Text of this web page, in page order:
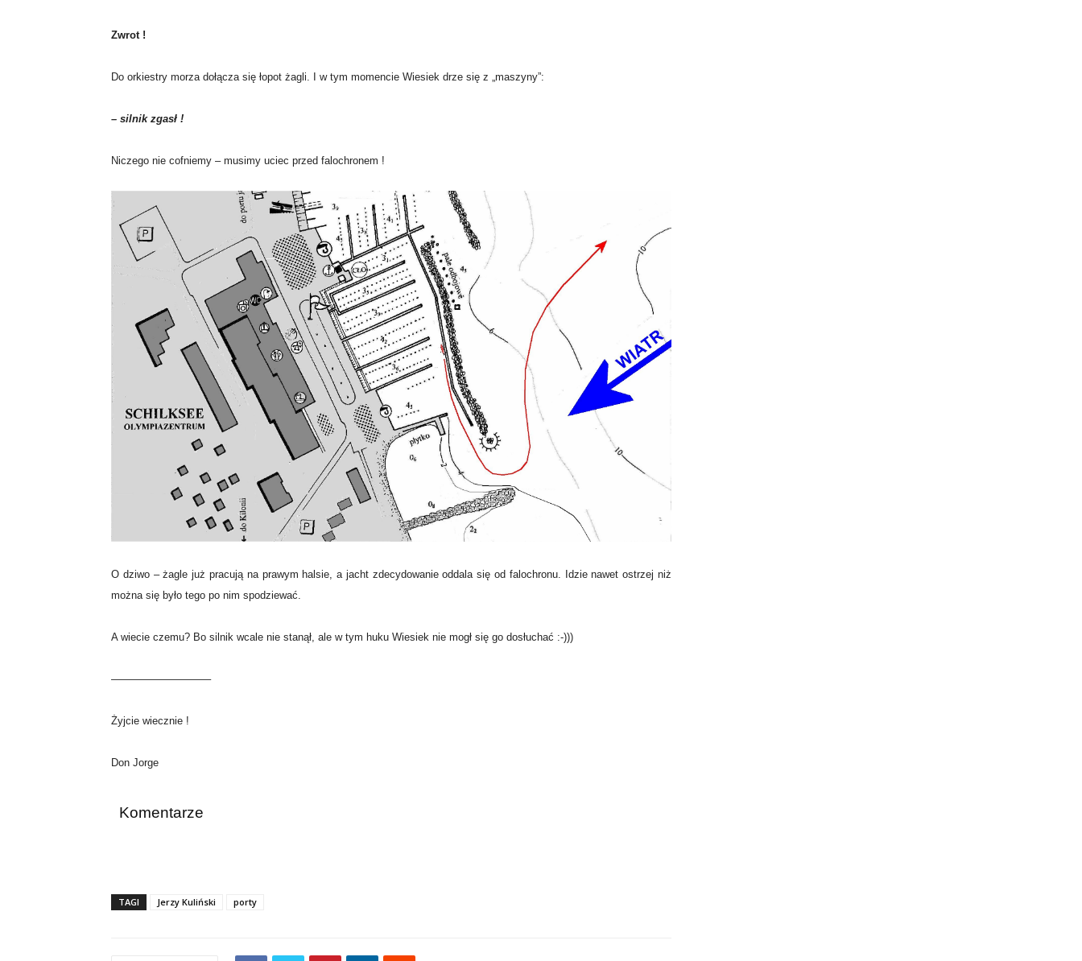
Zwrot !
Do orkiestry morza dołącza się łopot żagli. I w tym momencie Wiesiek drze się z „maszyny”:
– silnik zgasł !
Niczego nie cofniemy – musimy uciec przed falochronem !
O dziwo – żagle już pracują na prawym halsie, a jacht zdecydowanie oddala się od falochronu. Idzie nawet ostrzej niż
można się było tego po nim spodziewać.
A wiecie czemu? Bo silnik wcale nie stanął, ale w tym huku Wiesiek nie mogł się go dosłuchać :-)))
—————————–
Żyjcie wiecznie !
Don Jorge
Komentarze
TAGI Jerzy Kuliński porty